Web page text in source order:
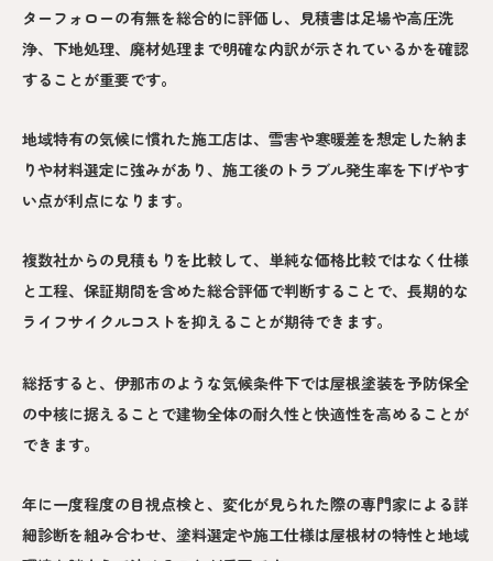
ターフォローの有無を総合的に評価し、見積書は足場や高圧洗
浄、下地処理、廃材処理まで明確な内訳が示されているかを確認
することが重要です。
地域特有の気候に慣れた施工店は、雪害や寒暖差を想定した納ま
りや材料選定に強みがあり、施工後のトラブル発生率を下げやす
い点が利点になります。
複数社からの見積もりを比較して、単純な価格比較ではなく仕様
と工程、保証期間を含めた総合評価で判断することで、長期的な
ライフサイクルコストを抑えることが期待できます。
総括すると、伊那市のような気候条件下では屋根塗装を予防保全
の中核に据えることで建物全体の耐久性と快適性を高めることが
できます。
年に一度程度の目視点検と、変化が見られた際の専門家による詳
細診断を組み合わせ、塗料選定や施工仕様は屋根材の特性と地域